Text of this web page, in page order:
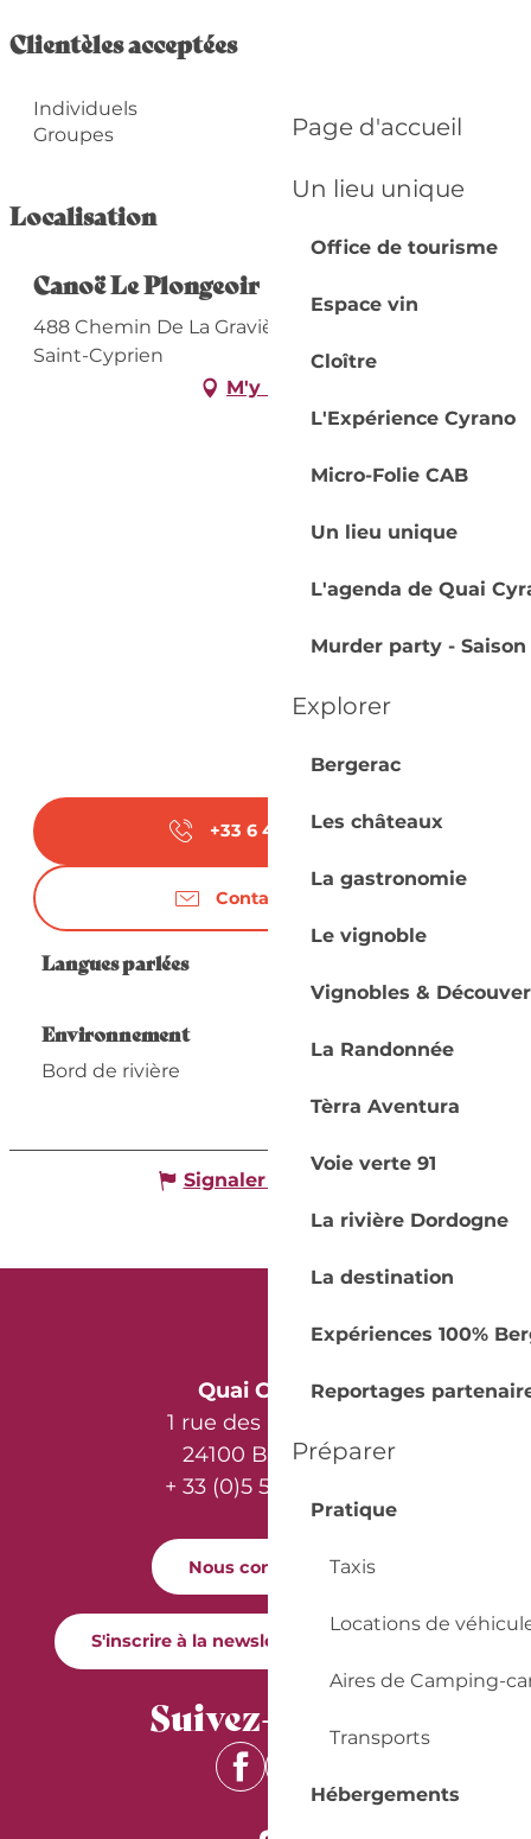
Page d'accueil
Un lieu unique
Office de tourisme
Espace vin
Cloître
L'Expérience Cyrano
Micro-Folie CAB
Un lieu unique
L'agenda de Quai
Murder party - Saison
Explorer
Bergerac
Les châteaux
La gastronomie
Le vignoble
Vignobles &
La Randonnée
Tèrra Aventura
Voie verte 91
La rivière Dordogne
La destination
Expériences 100%
Reportages
Préparer
Pratique
Taxis
Locations de
Aires de Camping-
Transports
Hébergements
Clientèles acceptées
Individuels
Groupes
Localisation
Canoë Le Plongeoir
488 Chemin De La Gravière, Le Garrit, 24220
Saint-Cyprien
M'y rendre
+33 6 41 61 07▒▒
Contactez-nous
Langues parlées
Langues parlées
Environnement
Environnement
Bord de rivière
Signaler une erreur
Quai Cyrano
1 rue des Récollets
24100 Bergerac
+ 33 (0)5 53 57 03 11
Nous contacter
S'inscrire à la newsletter Quai Cyrano
Suivez-nous !